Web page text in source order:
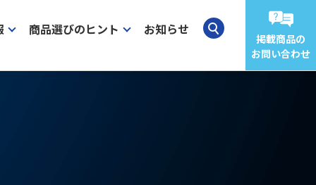
商品選びのヒント お知らせ
掲載商品の
お問い合わせ